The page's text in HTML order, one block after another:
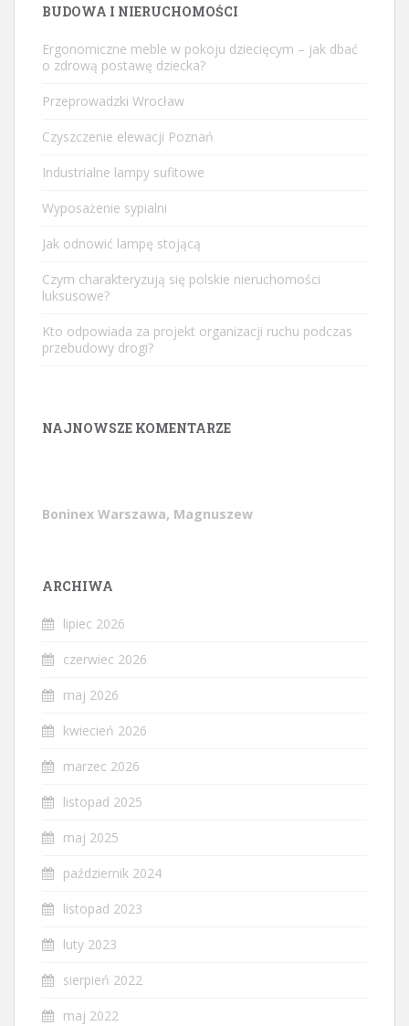
BUDOWA I NIERUCHOMOŚCI
Ergonomiczne meble w pokoju dziecięcym – jak dbać
o zdrową postawę dziecka?
Przeprowadzki Wrocław
Czyszczenie elewacji Poznań
Industrialne lampy sufitowe
Wyposażenie sypialni
Jak odnowić lampę stojącą
Czym charakteryzują się polskie nieruchomości
luksusowe?
Kto odpowiada za projekt organizacji ruchu podczas
przebudowy drogi?
NAJNOWSZE KOMENTARZE
Boninex Warszawa, Magnuszew
ARCHIWA
lipiec 2026
czerwiec 2026
maj 2026
kwiecień 2026
marzec 2026
listopad 2025
maj 2025
październik 2024
listopad 2023
luty 2023
sierpień 2022
maj 2022